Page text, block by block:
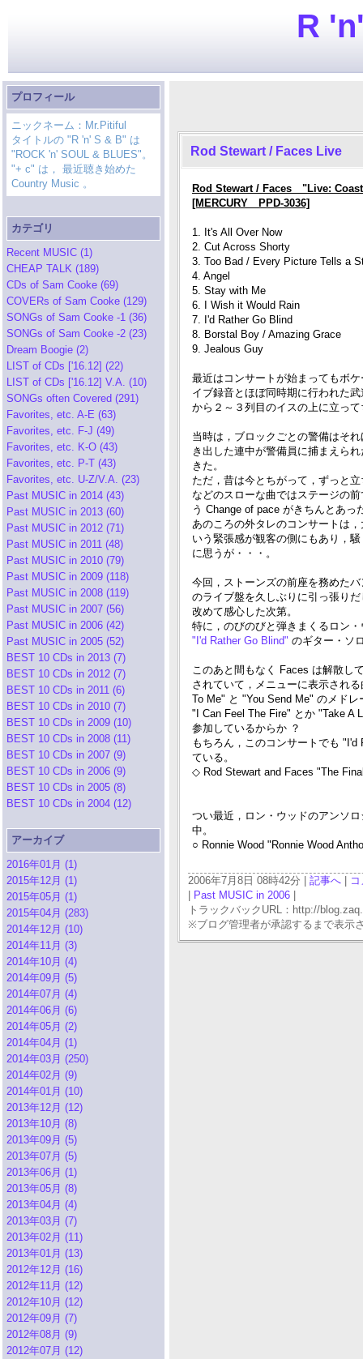
R
プロフィール
ニックネーム：Mr.Pitiful
タイトルの "R 'n' S & B" は
"ROCK 'n' SOUL & BLUES"。
"+ c" は， 最近聴き始めた
Country Music 。
カテゴリ
Recent MUSIC (1)
CHEAP TALK (189)
CDs of Sam Cooke (69)
COVERs of Sam Cooke (129)
SONGs of Sam Cooke -1 (36)
SONGs of Sam Cooke -2 (23)
Dream Boogie (2)
LIST of CDs ['16.12] (22)
LIST of CDs ['16.12] V.A. (10)
SONGs often Covered (291)
Favorites, etc. A-E (63)
Favorites, etc. F-J (49)
Favorites, etc. K-O (43)
Favorites, etc. P-T (43)
Favorites, etc. U-Z/V.A. (23)
Past MUSIC in 2014 (43)
Past MUSIC in 2013 (60)
Past MUSIC in 2012 (71)
Past MUSIC in 2011 (48)
Past MUSIC in 2010 (79)
Past MUSIC in 2009 (118)
Past MUSIC in 2008 (119)
Past MUSIC in 2007 (56)
Past MUSIC in 2006 (42)
Past MUSIC in 2005 (52)
BEST 10 CDs in 2013 (7)
BEST 10 CDs in 2012 (7)
BEST 10 CDs in 2011 (6)
BEST 10 CDs in 2010 (7)
BEST 10 CDs in 2009 (10)
BEST 10 CDs in 2008 (11)
BEST 10 CDs in 2007 (9)
BEST 10 CDs in 2006 (9)
BEST 10 CDs in 2005 (8)
BEST 10 CDs in 2004 (12)
アーカイブ
2016年01月 (1)
2015年12月 (1)
2015年05月 (1)
2015年04月 (283)
2014年12月 (10)
2014年11月 (3)
2014年10月 (4)
2014年09月 (5)
2014年07月 (4)
2014年06月 (6)
2014年05月 (2)
2014年04月 (1)
2014年03月 (250)
2014年02月 (9)
2014年01月 (10)
2013年12月 (12)
2013年10月 (8)
2013年09月 (5)
2013年07月 (5)
2013年06月 (1)
2013年05月 (8)
2013年04月 (4)
2013年03月 (7)
2013年02月 (11)
2013年01月 (13)
2012年12月 (16)
2012年11月 (12)
2012年10月 (12)
2012年09月 (7)
2012年08月 (9)
2012年07月 (12)
Rod Stewart / Faces Live
Rod Stewart / Faces "Live:
[MERCURY PPD-3036]
1. It's All Over Now
2. Cut Across Shorty
3. Too Bad / Every Picture Tells a
4. Angel
5. Stay with Me
6. I Wish it Would Rain
7. I'd Rather Go Blind
8. Borstal Boy / Amazing Grace
9. Jealous Guy
最近はコンサートが始まってもボ
イブ録音とほぼ同時期に行われた
から２～３列目のイスの上に立っ
当時は，ブロックごとの警備はそ
き出した連中が警備員に捕まえら
きた。
ただ，昔は今とちがって，ずっと
などのスローな曲ではステージの
う Change of pace がきちんとあっ
あのころの外タレのコンサートは
いう緊張感が観客の側にもあり，
に思うが・・・。
今回，ストーンズの前座を務めた
のライブ盤を久しぶりに引っ張り
改めて感心した次第。
特に，のびのびと弾きまくるロン
"I'd Rather Go Blind" のギター・ソ
このあと間もなく Faces は解散し
されていて，メニューに表示され
To Me" と "You Send Me" のメド
"I Can Feel The Fire" とか "Take A
参加しているからか ？
もちろん，このコンサートでも
ている。
◇ Rod Stewart and Faces "The
つい最近，ロン・ウッドのアンソ
中。
○ Ronnie Wood "Ronnie Wood
2006年7月8日 08時42分 | 記事へ
Past MUSIC in 2006
トラックバックURL：http://
※ブログ管理者が承認するまで表示